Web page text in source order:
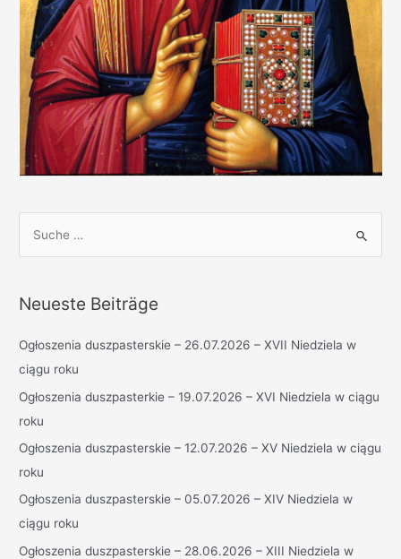
h
n
n
a
c
h
Neueste Beiträge
Ogłoszenia duszpasterskie – 26.07.2026 – XVII Niedziela w
ciągu roku
Ogłoszenia duszpasterkie – 19.07.2026 – XVI Niedziela w ciągu
roku
Ogłoszenia duszpasterskie – 12.07.2026 – XV Niedziela w ciągu
roku
Ogłoszenia duszpasterskie – 05.07.2026 – XIV Niedziela w
ciągu roku
Ogłoszenia duszpasterskie – 28.06.2026 – XIII Niedziela w